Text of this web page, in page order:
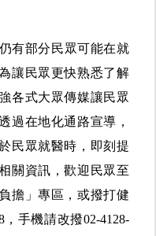
有部分民眾可能在就
讓民眾更快熟悉了解
各式大眾傳媒讓民眾
過在地化通路宣導，
民眾就醫時，即刻提
關資訊，歡迎民眾至
擔」專區，或撥打健
，手機請改撥02-4128-